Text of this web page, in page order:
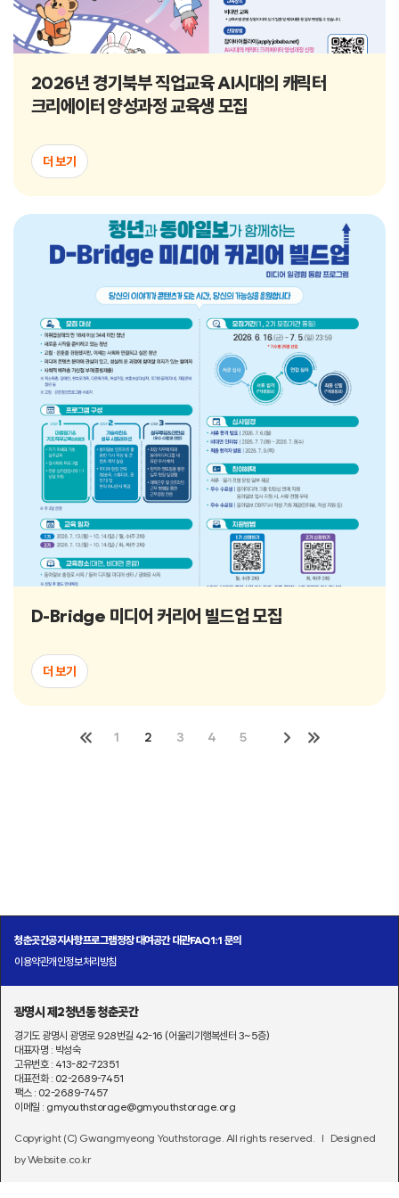
2026년 경기북부 직업교육 AI시대의 캐릭터
크리에이터 양성과정 교육생 모집
더 보기
D-Bridge 미디어 커리어 빌드업 모집
더 보기
1 2 3 4 5
청춘곳간공지사항프로그램정장 대여공간 대관FAQ1:1 문의
이용약관개인정보처리방침
광명시 제2청년동 청춘곳간
경기도 광명시 광명로 928번길 42-16 (어울리기행복센터 3~5층)
대표자명 : 박성숙
고유번호 : 413-82-72351
대표전화 : 02-2689-7451
팩스 : 02-2689-7457
이메일 : gmyouthstorage@gmyouthstorage.org
Copyright (C) Gwangmyeong Youthstorage. All rights reserved.
l Designed
by Website.co.kr